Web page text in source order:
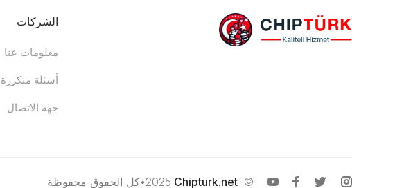
الشركات
معلومات عنا
أسئلة متكررة
جهة الاتصال
© 2025
Chipturk.net •كل الحقوق محفوظة